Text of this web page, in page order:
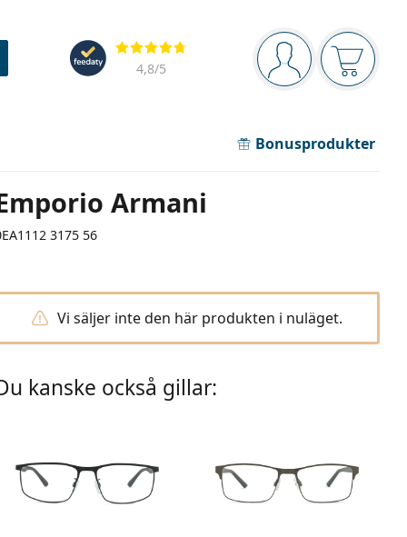
Navigeringsmeny
Du är inloggad
Recensioner
4,8/5
Bonusprodukter
Armani
3175 56
Vi säljer inte den här produkten i nuläget.
kanske också gillar: